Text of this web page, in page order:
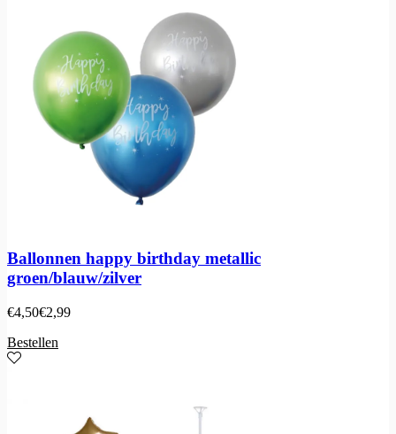
Ballonnen happy birthday metallic
groen/blauw/zilver
€4,50€2,99
Bestellen